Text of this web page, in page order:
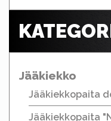
Jääkiekko
Jääkiekkopaita
Jääkiekkopaita